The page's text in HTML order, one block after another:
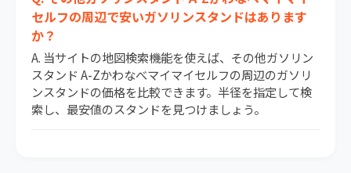
セルフの周辺で安いガソリンスタンドはあります
か？
A. 当サイトの地図検索機能を使えば、その他ガソリン
スタンド A-Zかわなべマイマイセルフの周辺のガソリ
ンスタンドの価格を比較できます。半径を指定して検
索し、最安値のスタンドを見つけましょう。